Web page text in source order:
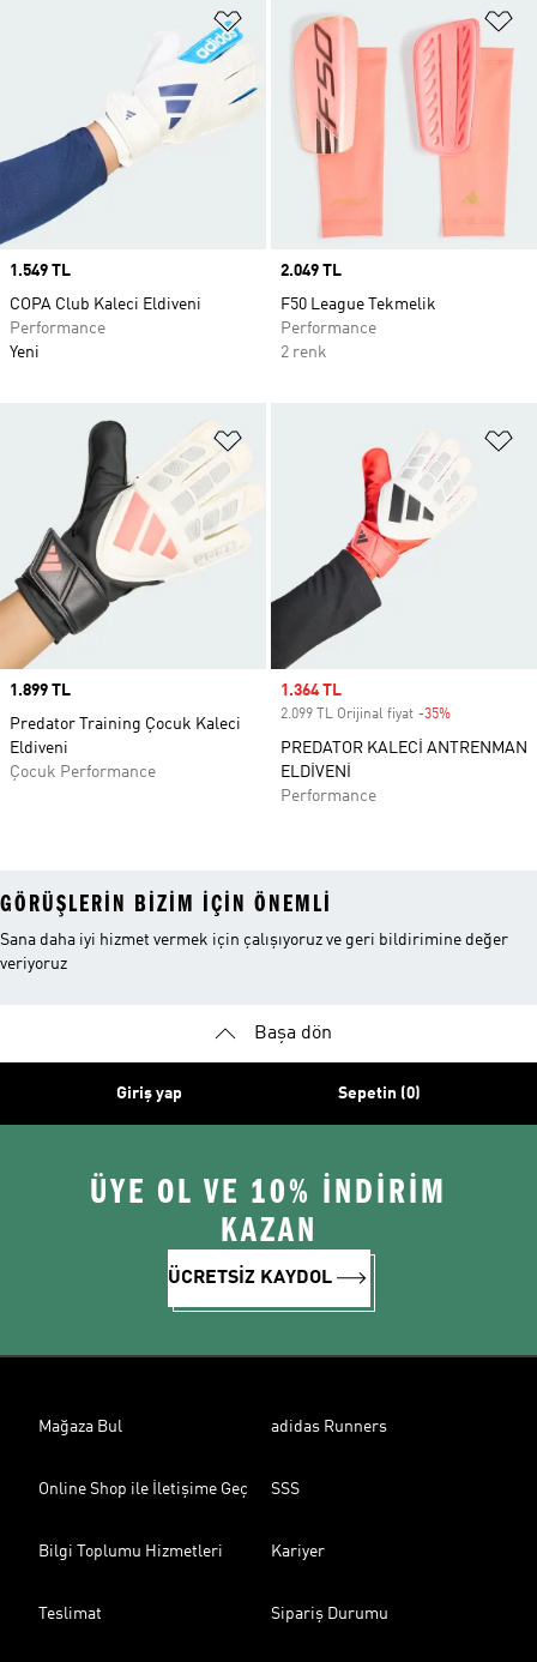
Favori Listesine Ekle
Price
1.549 TL
COPA Club Kaleci Eldiveni
Performance
Yeni
Price
2.049 TL
F50 League Tekmelik
Performance
2 renk
Price
1.899 TL
Predator Training Çocuk Kaleci
Eldiveni
Çocuk Performance
Sale price
1.364 TL
2.099 TL Orijinal fiyat -35%
PREDATOR KALECİ ANTRENMAN
ELDİVENİ
Performance
GÖRÜŞLERIN BIZIM IÇIN ÖNEMLI
Sana daha iyi hizmet vermek için çalışıyoruz ve geri bildirimine değer
veriyoruz
Başa dön
Giriş yap Sepetin (0)
ÜYE OL VE 10% İNDİRİM
KAZAN
ÜCRETSİZ KAYDOL
Mağaza Bul adidas Runners
Online Shop ile İletişime Geç SSS
Bilgi Toplumu Hizmetleri Kariyer
Teslimat Sipariş Durumu